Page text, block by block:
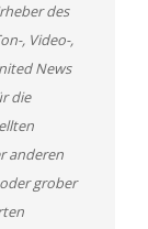
des
, Video-,
News
die
anderen
grober